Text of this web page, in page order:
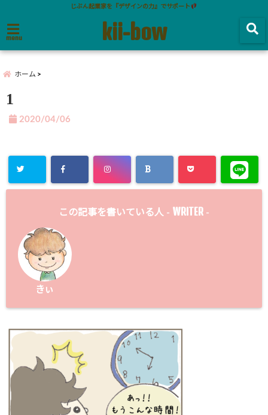
じぶん起業家を『デザインの力』でサポート
menu kii-bow
ホーム
1
2020/04/06
この記事を書いている人 - WRITER -
きぃ